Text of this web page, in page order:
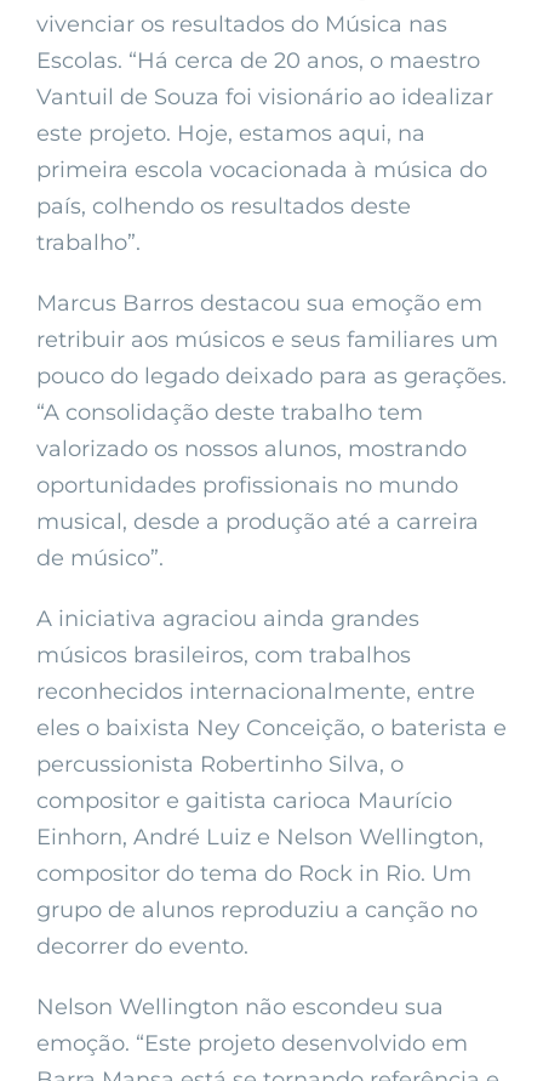
vivenciar os resultados do Música nas
Escolas. “Há cerca de 20 anos, o maestro
Vantuil de Souza foi visionário ao idealizar
este projeto. Hoje, estamos aqui, na
primeira escola vocacionada à música do
país, colhendo os resultados deste
trabalho”.
Marcus Barros destacou sua emoção em
retribuir aos músicos e seus familiares um
pouco do legado deixado para as gerações.
“A consolidação deste trabalho tem
valorizado os nossos alunos, mostrando
oportunidades profissionais no mundo
musical, desde a produção até a carreira
de músico”.
A iniciativa agraciou ainda grandes
músicos brasileiros, com trabalhos
reconhecidos internacionalmente, entre
eles o baixista Ney Conceição, o baterista e
percussionista Robertinho Silva, o
compositor e gaitista carioca Maurício
Einhorn, André Luiz e Nelson Wellington,
compositor do tema do Rock in Rio. Um
grupo de alunos reproduziu a canção no
decorrer do evento.
Nelson Wellington não escondeu sua
emoção. “Este projeto desenvolvido em